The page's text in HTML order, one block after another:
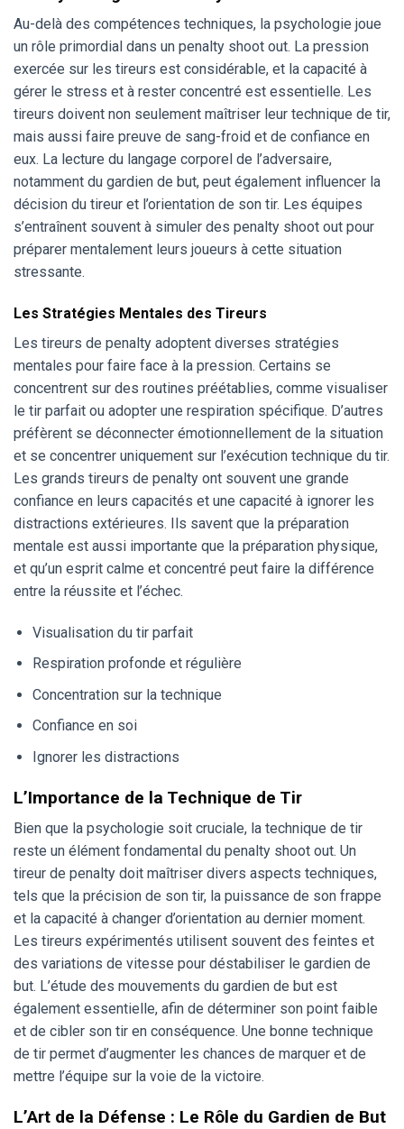
Au-delà des compétences techniques, la psychologie joue
un rôle primordial dans un penalty shoot out. La pression
exercée sur les tireurs est considérable, et la capacité à
gérer le stress et à rester concentré est essentielle. Les
tireurs doivent non seulement maîtriser leur technique de tir,
mais aussi faire preuve de sang-froid et de confiance en
eux. La lecture du langage corporel de l’adversaire,
notamment du gardien de but, peut également influencer la
décision du tireur et l’orientation de son tir. Les équipes
s’entraînent souvent à simuler des penalty shoot out pour
préparer mentalement leurs joueurs à cette situation
stressante.
Les Stratégies Mentales des Tireurs
Les tireurs de penalty adoptent diverses stratégies
mentales pour faire face à la pression. Certains se
concentrent sur des routines préétablies, comme visualiser
le tir parfait ou adopter une respiration spécifique. D’autres
préfèrent se déconnecter émotionnellement de la situation
et se concentrer uniquement sur l’exécution technique du tir.
Les grands tireurs de penalty ont souvent une grande
confiance en leurs capacités et une capacité à ignorer les
distractions extérieures. Ils savent que la préparation
mentale est aussi importante que la préparation physique,
et qu’un esprit calme et concentré peut faire la différence
entre la réussite et l’échec.
Visualisation du tir parfait
Respiration profonde et régulière
Concentration sur la technique
Confiance en soi
Ignorer les distractions
L’Importance de la Technique de Tir
Bien que la psychologie soit cruciale, la technique de tir
reste un élément fondamental du penalty shoot out. Un
tireur de penalty doit maîtriser divers aspects techniques,
tels que la précision de son tir, la puissance de son frappe
et la capacité à changer d’orientation au dernier moment.
Les tireurs expérimentés utilisent souvent des feintes et
des variations de vitesse pour déstabiliser le gardien de
but. L’étude des mouvements du gardien de but est
également essentielle, afin de déterminer son point faible
et de cibler son tir en conséquence. Une bonne technique
de tir permet d’augmenter les chances de marquer et de
mettre l’équipe sur la voie de la victoire.
L’Art de la Défense : Le Rôle du Gardien de But